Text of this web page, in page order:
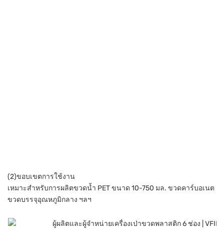
(2)ขอบเขตการใช้งาน
เหมาะสำหรับการผลิตขวดน้ำ PET ขนาด 10-750 มล. ขวดคาร์บอเนต
ขวดบรรจุอุณหภูมิกลาง ฯลฯ